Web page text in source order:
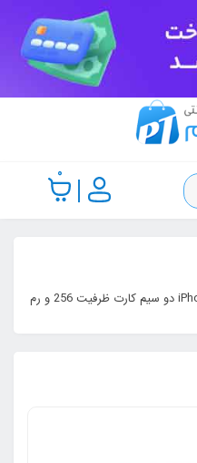
0
گوشی آیفون مدل iPhone 15 pro Max دو سیم‌ کارت ظرفیت 256 و رم